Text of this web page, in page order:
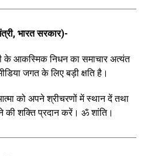
भारत सरकार)-
के आकस्मिक निधन का समाचार अत्यंत
जगत के लिए बड़ी क्षति है।
को अपने श्रीचरणों में स्थान दें तथा
की शक्ति प्रदान करें। ॐ शांति।